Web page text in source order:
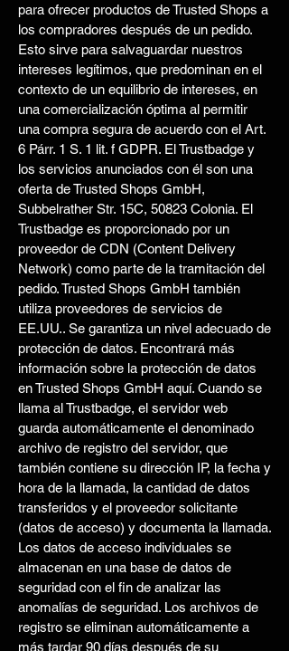
para ofrecer productos de Trusted Shops a
los compradores después de un pedido.
Esto sirve para salvaguardar nuestros
intereses legítimos, que predominan en el
contexto de un equilibrio de intereses, en
una comercialización óptima al permitir
una compra segura de acuerdo con el Art.
6 Párr. 1 S. 1 lit. f GDPR. El Trustbadge y
los servicios anunciados con él son una
oferta de Trusted Shops GmbH,
Subbelrather Str. 15C, 50823 Colonia. El
Trustbadge es proporcionado por un
proveedor de CDN (Content Delivery
Network) como parte de la tramitación del
pedido. Trusted Shops GmbH también
utiliza proveedores de servicios de
EE.UU.. Se garantiza un nivel adecuado de
protección de datos. Encontrará más
información sobre la protección de datos
en Trusted Shops GmbH aquí. Cuando se
llama al Trustbadge, el servidor web
guarda automáticamente el denominado
archivo de registro del servidor, que
también contiene su dirección IP, la fecha y
hora de la llamada, la cantidad de datos
transferidos y el proveedor solicitante
(datos de acceso) y documenta la llamada.
Los datos de acceso individuales se
almacenan en una base de datos de
seguridad con el fin de analizar las
anomalías de seguridad. Los archivos de
registro se eliminan automáticamente a
más tardar 90 días después de su